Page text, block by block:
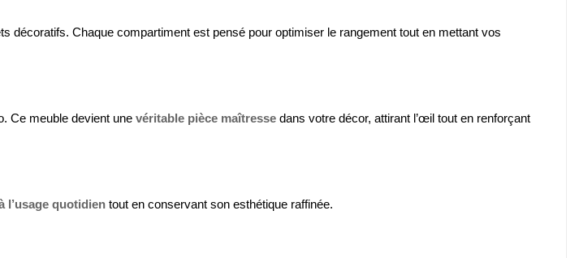
Chaque compartiment est pensé pour optimiser le rangement tout en mettant vos
Ce meuble devient une véritable pièce maîtresse dans votre décor, attirant l’œil tout en renforçant
l’usage quotidien tout en conservant son esthétique raffinée.